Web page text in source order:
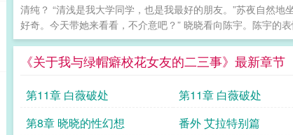
清纯？ “清浅是我大学同学，也是我最好的朋友。”苏夜自然
好奇。今天带她来看看，不介意吧？” 晓晓看向陈宇。陈宇的
《关于我与绿帽癖校花女友的二三事》最新章节
第11章 白薇破处 第11章 白薇破处
第8章 晓晓的性幻想
番外 艾拉特别篇